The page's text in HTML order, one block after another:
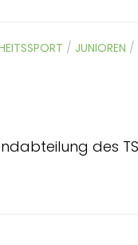
/ JUNIOREN /
des